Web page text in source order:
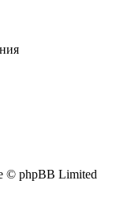
© phpBB Limited